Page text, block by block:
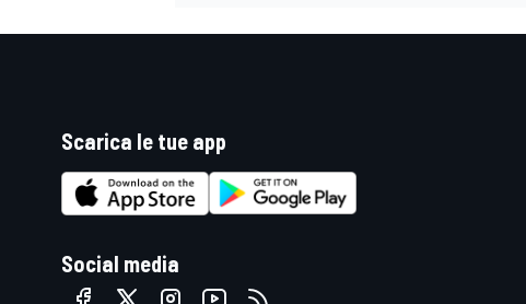
ENDURANCE/GT
Scarica le tue app
Social media